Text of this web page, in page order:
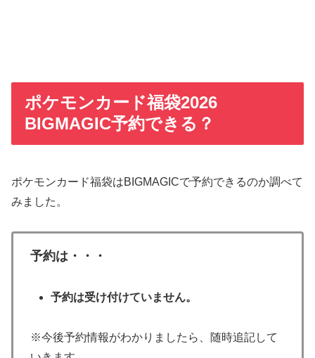
ポケモンカード福袋2026
BIGMAGIC予約できる？
ポケモンカード福袋はBIGMAGICで予約できるのか調べて
みました。
予約は・・・
予約は受け付けていません。
※今後予約情報がわかりましたら、随時追記して